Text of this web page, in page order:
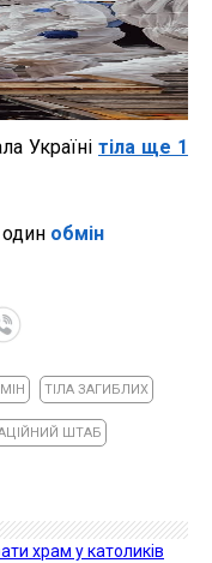
Україні тіла ще 1
обмін
ТІЛА ЗАГИБЛИХ
ШТАБ
храм у католиків